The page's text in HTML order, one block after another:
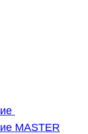
MASTER